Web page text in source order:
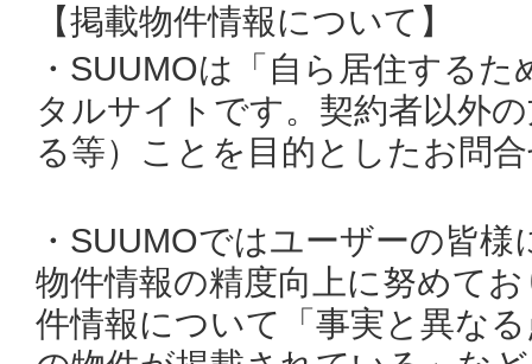
【掲載物件情報について】
・SUUMOは「自ら居住する
タルサイトです。契約者以外
る等）ことを目的としたお問
・SUUMOではユーザーの皆
物件情報の精度向上に努めて
件情報について「事実と異な